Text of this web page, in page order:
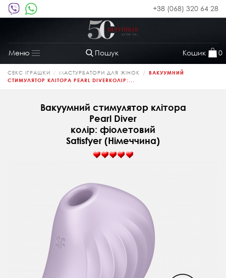
+38 (068) 320 64 28
Пошук Кошик 0
Меню
Toggle
navigation
СЕКС ІГРАШКИ МАСТУРБАТОРИ ДЛЯ ЖІНОК
ВАКУУМНИЙ
СТИМУЛЯТОР КЛІТОРА PEARL DIVERКОЛІР:...
Вакуумний стимулятор клітора
Pearl Diver
колір: фіолетовий
Satisfyer (Німеччина)